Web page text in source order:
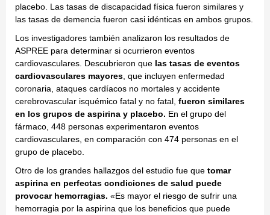
placebo. Las tasas de discapacidad física fueron similares y
las tasas de demencia fueron casi idénticas en ambos grupos.
Los investigadores también analizaron los resultados de
ASPREE para determinar si ocurrieron eventos
cardiovasculares. Descubrieron que las tasas de eventos
cardiovasculares mayores , que incluyen enfermedad
coronaria, ataques cardíacos no mortales y accidente
cerebrovascular isquémico fatal y no fatal, fueron similares
en los grupos de aspirina y placebo. En el grupo del
fármaco, 448 personas experimentaron eventos
cardiovasculares, en comparación con 474 personas en el
grupo de placebo.
Otro de los grandes hallazgos del estudio fue que tomar
aspirina en perfectas condiciones de salud puede
provocar hemorragias. «Es mayor el riesgo de sufrir una
hemorragia por la aspirina que los beneficios que puede